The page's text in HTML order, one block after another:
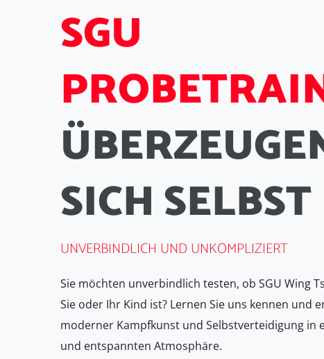
SGU
PROBETRAI
ÜBERZEUGE
SICHSELBST
UNVERBINDLICH UND UNKOMPLIZIERT
Sie möchten unverbindlich testen, ob SGU Wing
Sie oder Ihr Kind ist? Lernen Sie uns kennen und
moderner Kampfkunst und Selbstverteidigung in
und entspannten Atmosphäre.